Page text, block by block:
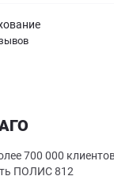
700 000
ПОЛИС 812